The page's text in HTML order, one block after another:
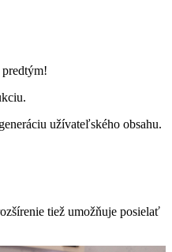
užívateľského obsahu.
tiež umožňuje posielať